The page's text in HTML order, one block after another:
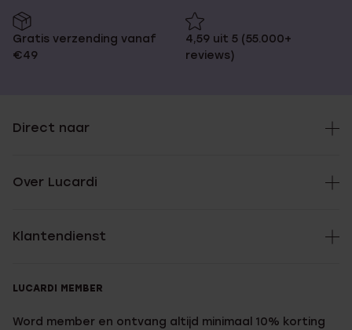
Gratis verzending vanaf
€49
4,59 uit 5 (55.000+
reviews)
Direct naar
Over Lucardi
Klantendienst
LUCARDI MEMBER
Word member en ontvang altijd minimaal 10% korting